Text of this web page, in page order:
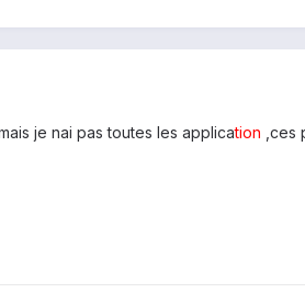
je nai pas toutes les application ,ces